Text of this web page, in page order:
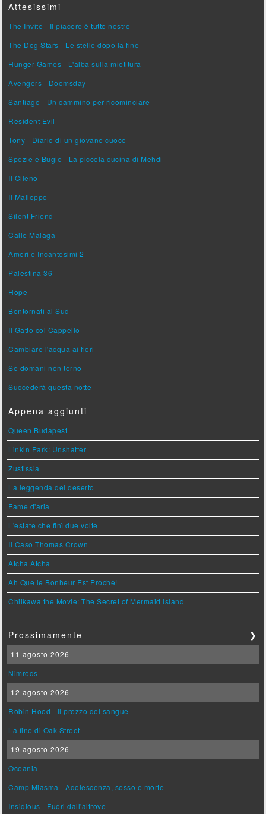
Attesissimi
The Invite - Il piacere è tutto nostro
The Dog Stars - Le stelle dopo la fine
Hunger Games - L'alba sulla mietitura
Avengers - Doomsday
Santiago - Un cammino per ricominciare
Resident Evil
Tony - Diario di un giovane cuoco
Spezie e Bugie - La piccola cucina di Mehdi
Il Cileno
Il Malloppo
Silent Friend
Calle Malaga
Amori e Incantesimi 2
Palestina 36
Hope
Bentornati al Sud
Il Gatto col Cappello
Cambiare l'acqua ai fiori
Se domani non torno
Succederà questa notte
Appena aggiunti
Queen Budapest
Linkin Park: Unshatter
Zustissia
La leggenda del deserto
Fame d'aria
L'estate che finì due volte
Il Caso Thomas Crown
Atcha Atcha
Ah Que le Bonheur Est Proche!
Chiikawa the Movie: The Secret of Mermaid Island
Prossimamente ❯
11 agosto 2026
Nimrods
12 agosto 2026
Robin Hood - Il prezzo del sangue
La fine di Oak Street
19 agosto 2026
Oceania
Camp Miasma - Adolescenza, sesso e morte
Insidious - Fuori dall'altrove